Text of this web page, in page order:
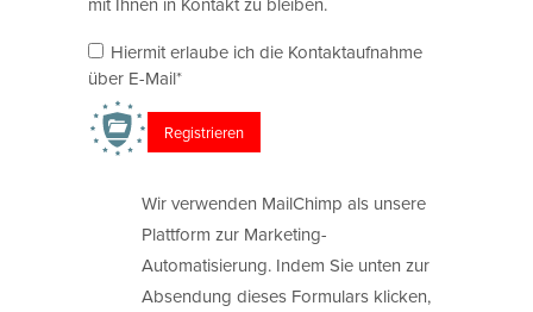
Hiermit erlaube ich die Kontaktaufnahme
über E-Mail*
Wir verwenden MailChimp als unsere
Plattform zur Marketing-
Automatisierung. Indem Sie unten zur
Absendung dieses Formulars klicken,